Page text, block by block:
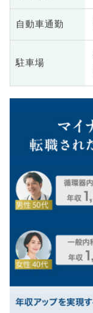
自動車通勤
駐車場